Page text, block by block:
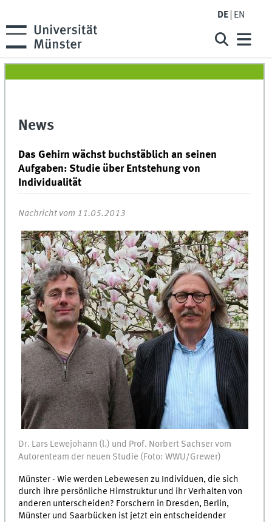
DE EN
News
Das Gehirn wächst buchstäblich an seinen
Aufgaben: Studie über Entstehung von
Individualität
Nachricht vom 11.05.2013
Dr. Lars Lewejohann (l.) und Prof. Norbert Sachser vom
Autorenteam der neuen Studie (Foto: WWU/Grewer)
Münster - Wie werden Lebewesen zu Individuen, die sich
durch ihre persönliche Hirnstruktur und ihr Verhalten von
anderen unterscheiden? Forschern in Dresden, Berlin,
Münster und Saarbücken ist jetzt ein entscheidender